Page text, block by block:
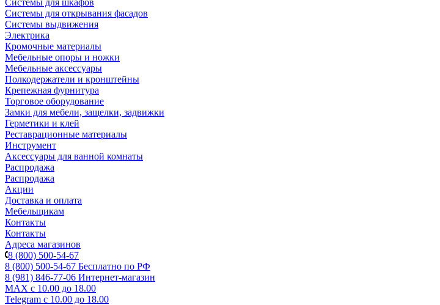
Cистемы для шкафов
Системы для открывания фасадов
Системы выдвижения
Электрика
Кромочные материалы
Мебельные опоры и ножки
Мебельные аксессуары
Полкодержатели и кронштейны
Крепежная фурнитура
Торговое оборудование
Замки для мебели, защелки, задвижки
Герметики и клей
Реставрационные материалы
Инструмент
Аксессуары для ванной комнаты
Распродажа
Распродажа
Акции
Доставка и оплата
Мебельщикам
Контакты
Контакты
Адреса магазинов
8 (800) 500-54-67
8 (800) 500-54-67 Бесплатно по РФ
8 (981) 846-77-06 Интернет-магазин
MAX с 10.00 до 18.00
Telegram с 10.00 до 18.00